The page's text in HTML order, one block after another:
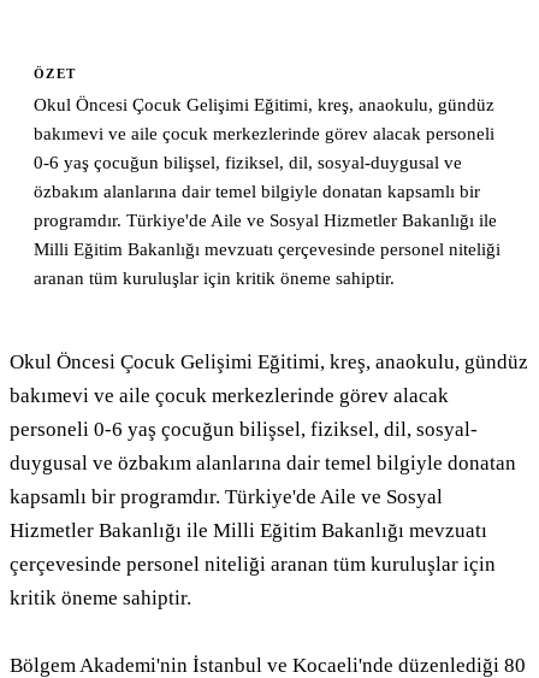
Vaka Çalışmaları
Formlar & Materyaller
Hakkımızda
İletişim
ÖZET
Okul Öncesi Çocuk Gelişimi Eğitimi, kreş, anaokulu, gündüz
bakımevi ve aile çocuk merkezlerinde görev alacak personeli
0-6 yaş çocuğun bilişsel, fiziksel, dil, sosyal-duygusal ve
özbakım alanlarına dair temel bilgiyle donatan kapsamlı bir
programdır. Türkiye'de Aile ve Sosyal Hizmetler Bakanlığı ile
Milli Eğitim Bakanlığı mevzuatı çerçevesinde personel niteliği
aranan tüm kuruluşlar için kritik öneme sahiptir.
Okul Öncesi Çocuk Gelişimi Eğitimi, kreş, anaokulu, gündüz
bakımevi ve aile çocuk merkezlerinde görev alacak
personeli 0-6 yaş çocuğun bilişsel, fiziksel, dil, sosyal-
duygusal ve özbakım alanlarına dair temel bilgiyle donatan
kapsamlı bir programdır. Türkiye'de Aile ve Sosyal
Hizmetler Bakanlığı ile Milli Eğitim Bakanlığı mevzuatı
çerçevesinde personel niteliği aranan tüm kuruluşlar için
kritik öneme sahiptir.
Bölgem Akademi'nin İstanbul ve Kocaeli'nde düzenlediği 80